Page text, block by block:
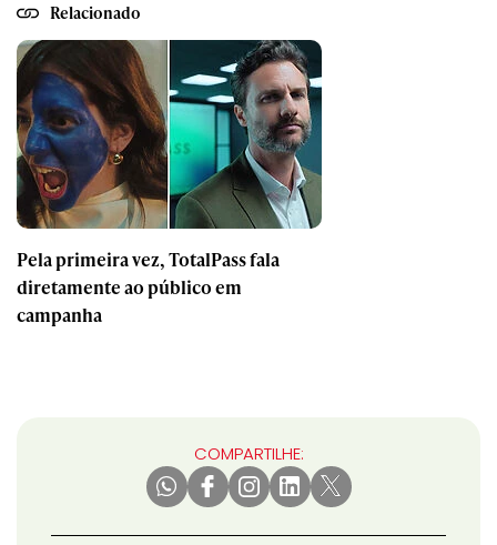
Relacionado
Pela primeira vez, TotalPass fala
diretamente ao público em
campanha
COMPARTILHE: